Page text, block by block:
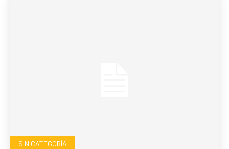
SIN CATEGORÍA